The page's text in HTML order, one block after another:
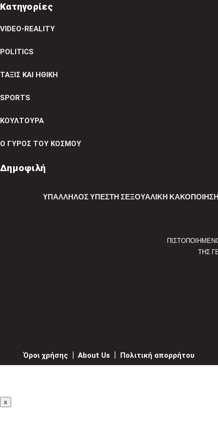
Κατηγορίες
VIDEO-REALITY
POLITICS
ΤΑΞΙΣ ΚΑΙ ΗΘΙΚΗ
SPORTS
ΚΟΥΛΤΟΥΡΑ
Ο ΓΥΡΟΣ ΤΟΥ ΚΟΣΜΟΥ
Δημοφιλή
ΥΠΆΛΛΗΛΟΣ ΥΠΈΣΤΗ ΣΕΞΟΥΑΛΙΚΉ
ΤΗΣ
Όροι χρήσης About Us Πολιτική απορρήτου
x